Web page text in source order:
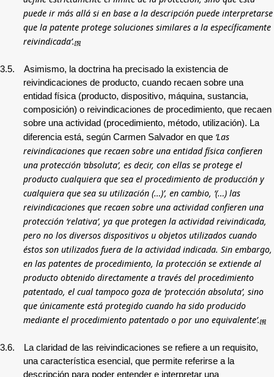
puede ir más allá si en base a la descripción puede interpretarse
que la patente protege soluciones similares a la específicamente
reivindicada’. [5]
3.5.
Asimismo, la doctrina ha precisado la existencia de
reivindicaciones de producto, cuando recaen sobre una
entidad física (producto, dispositivo, máquina, sustancia,
composición) o reivindicaciones de procedimiento, que recaen
sobre una actividad (procedimiento, método, utilización). La
diferencia está, según Carmen Salvador en que‘Las
reivindicaciones que recaen sobre una entidad física confieren
una protección ‘absoluta’, es decir, con ellas se protege el
producto cualquiera que sea el procedimiento de producción y
cualquiera que sea su utilización (…)’, en cambio, ‘(…) las
reivindicaciones que recaen sobre una actividad confieren una
protección ‘relativa’, ya que protegen la actividad reivindicada,
pero no los diversos dispositivos u objetos utilizados cuando
éstos son utilizados fuera de la actividad indicada. Sin embargo,
en las patentes de procedimiento, la protección se extiende al
producto obtenido directamente a través del procedimiento
patentado, el cual tampoco goza de ‘protección absoluta’, sino
que únicamente está protegido cuando ha sido producido
mediante el procedimiento patentado o por uno equivalente’. [6]
3.6.
La claridad de las reivindicaciones se refiere a un requisito,
una característica esencial, que permite referirse a la
descripción para poder entender e interpretar una